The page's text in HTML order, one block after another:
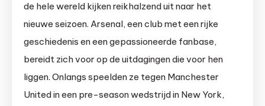
de hele wereld kijken reikhalzend uit naar het
nieuwe seizoen. Arsenal, een club met een rijke
geschiedenis en een gepassioneerde fanbase,
bereidt zich voor op de uitdagingen die voor hen
liggen. Onlangs speelden ze tegen Manchester
United in een pre-season wedstrijd in New York,